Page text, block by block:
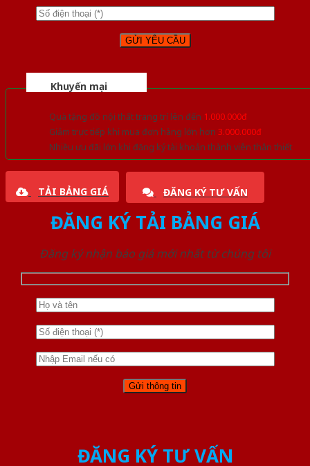
Khuyến mại
Quà tặng đồ nội thất trang trí lên đến 1.000.000đ
Giảm trực tiếp khi mua đơn hàng lớn hơn 3.000.000đ
Nhiều ưu đãi lớn khi đăng ký tài khoản thành viên thân thiết
TẢI BẢNG GIÁ ĐĂNG KÝ TƯ VẤN
ĐĂNG KÝ TẢI BẢNG GIÁ
Đăng ký nhận báo giá mới nhất từ chúng tôi
ĐĂNG KÝ TƯ VẤN